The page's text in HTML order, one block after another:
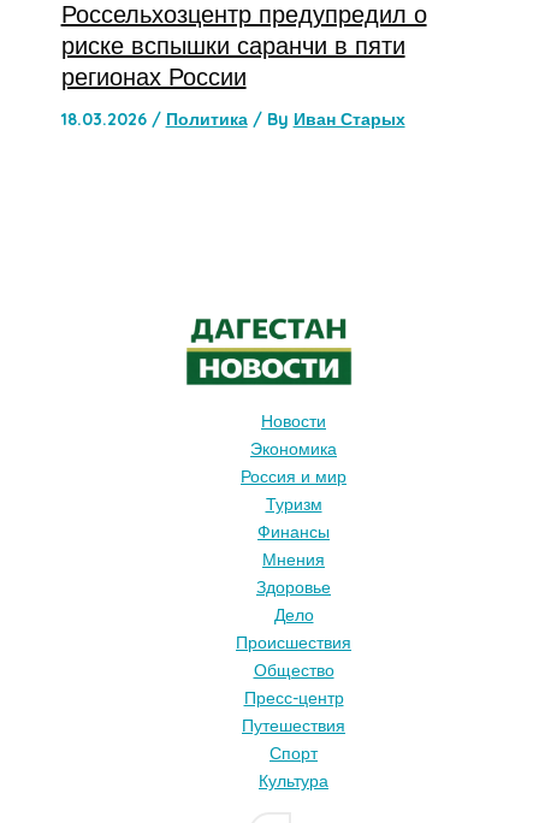
Россельхозцентр предупредил о
риске вспышки саранчи в пяти
регионах России
18.03.2026 / Политика/ By Иван Старых
Новости
Экономика
Россия и мир
Туризм
Финансы
Мнения
Здоровье
Дело
Происшествия
Общество
Пресс-центр
Путешествия
Спорт
Культура